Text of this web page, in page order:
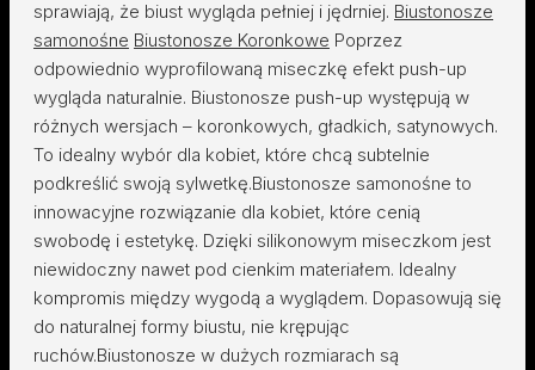
sprawiają, że biust wygląda pełniej i jędrniej. Biustonosze
samonośne Biustonosze Koronkowe Poprzez
odpowiednio wyprofilowaną miseczkę efekt push-up
wygląda naturalnie. Biustonosze push-up występują w
różnych wersjach – koronkowych, gładkich, satynowych.
To idealny wybór dla kobiet, które chcą subtelnie
podkreślić swoją sylwetkę.Biustonosze samonośne to
innowacyjne rozwiązanie dla kobiet, które cenią
swobodę i estetykę. Dzięki silikonowym miseczkom jest
niewidoczny nawet pod cienkim materiałem. Idealny
kompromis między wygodą a wyglądem. Dopasowują się
do naturalnej formy biustu, nie krępując
ruchów.Biustonosze w dużych rozmiarach są